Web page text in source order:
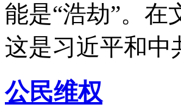
能是“浩劫”。
这是习近平和中
公民维权